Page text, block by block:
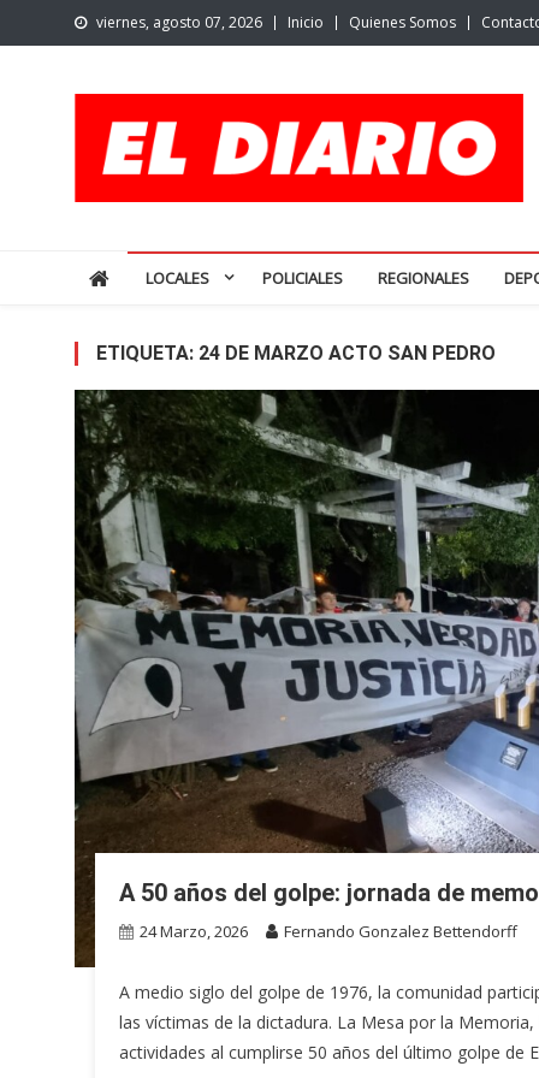
to
viernes, agosto 07, 2026 Inicio Quienes Somos
LOCALES POLICIALES REGIONALES
ETIQUETA: 24 DE MARZO ACTO SAN PEDRO
A 50 años del golpe: jornada de
24 Marzo, 2026 Fernando Gonzalez Bettendorff
A medio siglo del golpe de 1976, la comunidad
las víctimas de la dictadura. La Mesa por la
actividades al cumplirse 50 años del último golpe de